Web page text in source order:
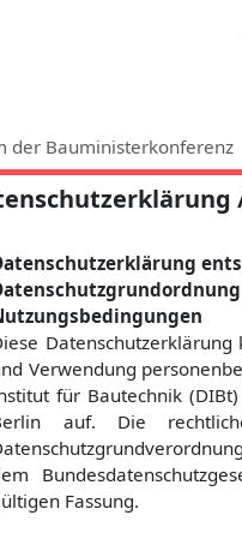
der Bauministerkonferenz
Verwendung
für Bautechnik
auf. Die
Fassung.